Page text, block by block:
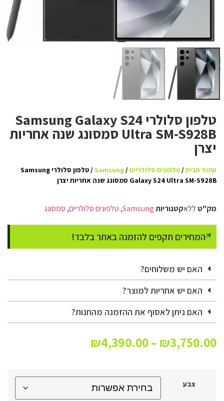
טלפון סלולרי Samsung Galaxy S24
Ultra SM-S928B סמסונג שנה אחריות
יצרן
עמוד הבית/טלפונים סלולריים/
Samsung
/ טלפון סלולרי Samsung
Galaxy S24 Ultra SM-S928B סמסונג שנה אחריות יצרן
מק"ט ללאקטגוריותSamsung
, טלפונים סלולריים, סמסונג
* המחירים תקפים להזמנה באתר בלבד!
×
האם יש משלוחים?
האם יש אחריות למוצר?
האם ניתן לאסוף את ההזמנה מהחנות?
₪3,750.00
–
₪4,390.00
צבע